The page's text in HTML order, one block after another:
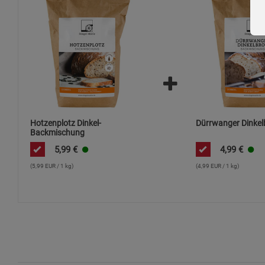
Hotzenplotz Dinkel-
Backmischung
5,99 €
(5,99 EUR / 1 kg)
Dürrwanger
4,99 €
(4,99 EUR / 1 kg)